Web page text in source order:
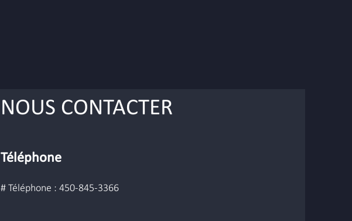
NOUS CONTACTER
Téléphone
# Téléphone : 450-845-3366